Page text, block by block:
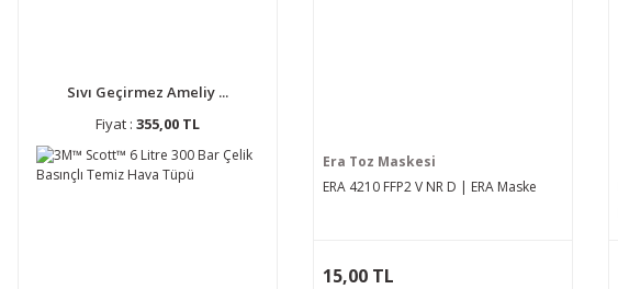
Sıvı Geçirmez Ameliy ...
Fiyat : 355,00 TL
Era Toz Maskesi
ERA 4210 FFP2 V NR D | ERA Maske
15,00 TL